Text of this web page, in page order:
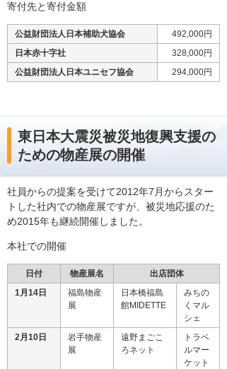
寄付先と寄付金額
公益財団法人日本補助犬協会
492,000円
日本赤十字社
328,000円
公益財団法人日本ユニセフ協会
294,000円
東日本大震災被災地復興支援の
ための物産展の開催
社員からの提案を受けて2012年7月からスター
トした社内での物産展ですが、被災地応援のた
め2015年も継続開催しました。
本社での開催
日付 物産展名
出店団体
1月14日
福島物産
展
日本橋福島
館MIDETTE
みちの
くマル
シェ
2月10日
岩手物産
展
遠野まごこ
ろネット
トラベ
ルマー
ケット